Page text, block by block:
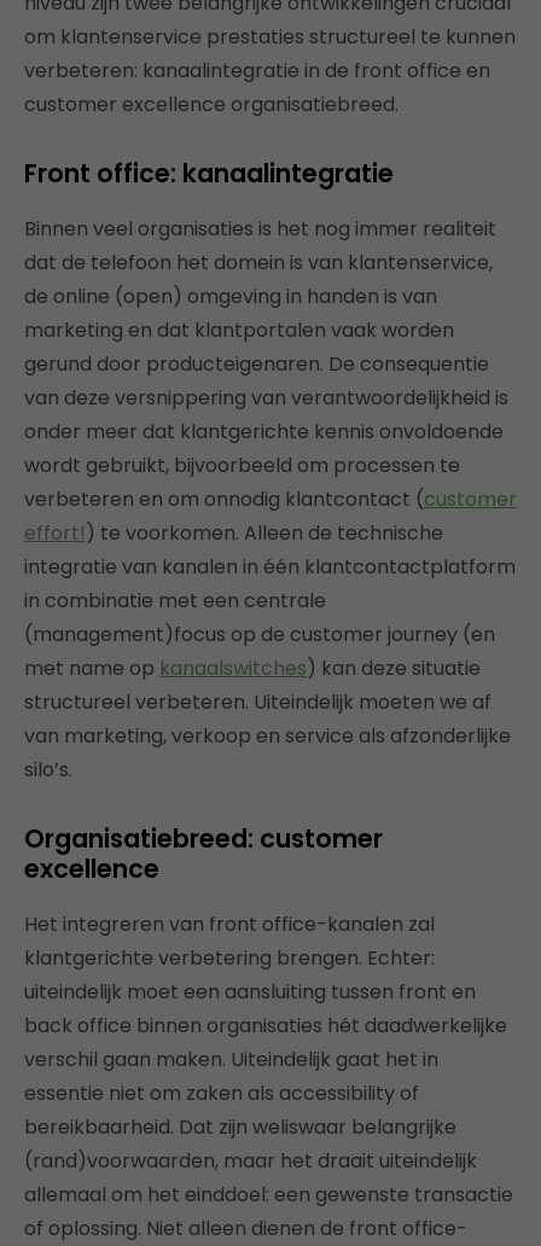
om klantenservice prestaties structureel te kunnen
verbeteren: kanaalintegratie in de front office en
customer excellence organisatiebreed.
Front office: kanaalintegratie
Binnen veel organisaties is het nog immer realiteit
dat de telefoon het domein is van klantenservice,
de online (open) omgeving in handen is van
marketing en dat klantportalen vaak worden
gerund door producteigenaren. De consequentie
van deze versnippering van verantwoordelijkheid is
onder meer dat klantgerichte kennis onvoldoende
wordt gebruikt, bijvoorbeeld om processen te
verbeteren en om onnodig klantcontact (customer
effort!) te voorkomen. Alleen de technische
integratie van kanalen in één klantcontactplatform
in combinatie met een centrale
(management)focus op de customer journey (en
met name op kanaalswitches) kan deze situatie
structureel verbeteren. Uiteindelijk moeten we af
van marketing, verkoop en service als afzonderlijke
silo’s.
Organisatiebreed: customer
excellence
Het integreren van front office-kanalen zal
klantgerichte verbetering brengen. Echter:
uiteindelijk moet een aansluiting tussen front en
back office binnen organisaties hét daadwerkelijke
verschil gaan maken. Uiteindelijk gaat het in
essentie niet om zaken als accessibility of
bereikbaarheid. Dat zijn weliswaar belangrijke
(rand)voorwaarden, maar het draait uiteindelijk
allemaal om het einddoel: een gewenste transactie
of oplossing. Niet alleen dienen de front office-